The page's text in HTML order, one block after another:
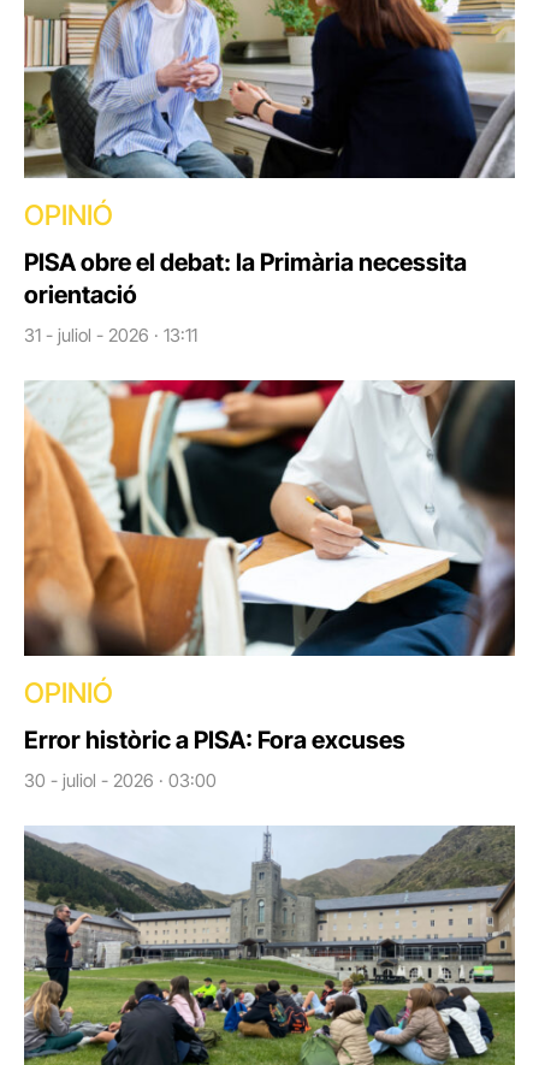
OPINIÓ
PISA obre el debat: la Primària necessita
orientació
31 - juliol - 2026 · 13:11
OPINIÓ
Error històric a PISA: Fora excuses
30 - juliol - 2026 · 03:00